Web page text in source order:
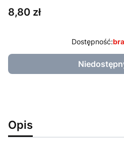
Cena
8,80 zł
Dostępność:
Opis